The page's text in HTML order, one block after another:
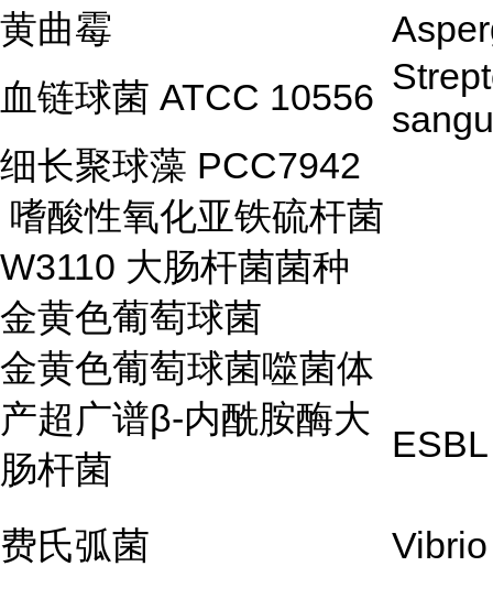
黄曲霉
血链球菌 ATCC 10556
细长聚球藻 PCC7942
嗜酸性氧化亚铁硫杆菌
W3110 大肠杆菌菌种
金黄色葡萄球菌
金黄色葡萄球菌噬菌体
产超广谱β-内酰胺酶大
肠杆菌
费氏弧菌